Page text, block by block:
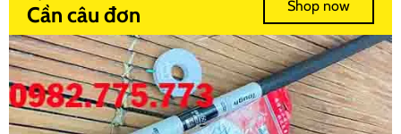
Cần câu đơn Shop now